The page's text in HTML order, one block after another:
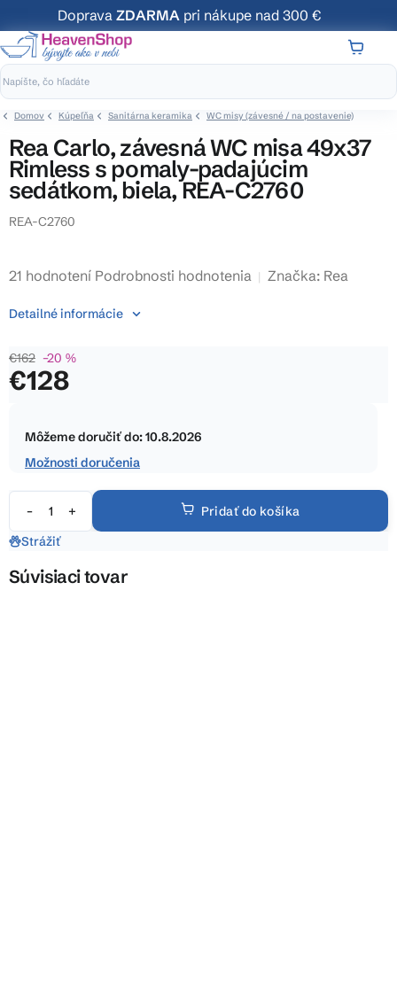
na
obsah
Doprava ZDARMA pri nákupe nad 300 €
Domov Kúpeľňa Sanitárna keramika WC misy (závesné / na postavenie)
Rea Carlo, závesná WC misa 49x37
Rimless s pomaly-padajúcim
sedátkom, biela, REA-C2760
REA-C2760
Priemerné
produktu
3,8
z
21 hodnotení Podrobnosti hodnotenia Značka: Rea
€162 –20 %
€128
cena:
Môžeme doručiť do:10.8.2026
Možnosti doručenia
Pridať do košíka
Detailné informácie
Strážiť
Súvisiaci tovar